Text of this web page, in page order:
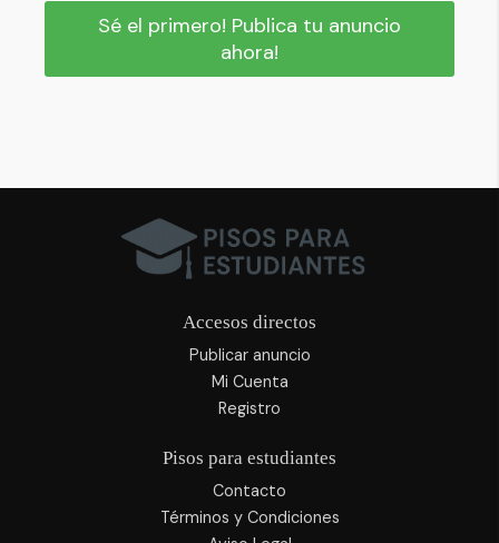
Sé el primero! Publica tu anuncio
ahora!
Accesos directos
Publicar anuncio
Mi Cuenta
Registro
Pisos para estudiantes
Contacto
Términos y Condiciones